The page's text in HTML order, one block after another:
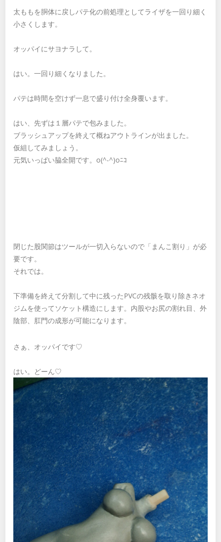
太ももを胴体に戻しパテ化の前処理としてライザを一回り細く
小さくします。
オッパイにサヨナラして。
はい。一回り細くなりました。
パテは時間を空けず一息で盛り付け全身覆います。
はい、先ずは１層パテで包みました。
ブラッシュアップを終えて概ねアウトラインが出ました。
仮組してみましょう。
元気いっぱい脇全開です。o(^-^)oﾆｺ
閉じた股関節はツールが一切入らないので「まんこ割り」が必
要です。
それでは。
下準備を終えて分割して中に残ったPVCの残骸を取り除きネオ
ジムを使ってソケット構造にします。内股やお尻の割れ目、外
陰部、肛門の成形が可能になります。
さぁ、オッパイです♡
はい。どーん♡